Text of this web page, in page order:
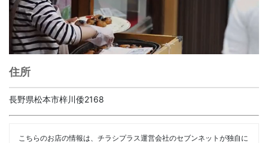
住所
長野県松本市梓川倭2168
こちらのお店の情報は、チラシプラス運営会社のセブンネットが独自に